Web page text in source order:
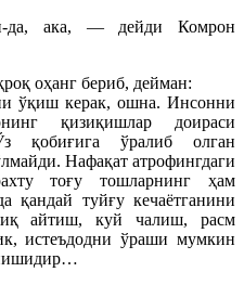
ака, — дейди Комрон
оҳанг бериб, дейман:
ўқиш керак, ошна. Инсонни
қизиқишлар доираси
қобиғига ўралиб олган
Нафақат атрофингдаги
тоғу тошларнинг ҳам
қандай туйғу кечаётганини
айтиш, куй чалиш, расм
истеъдодни ўраши мумкин